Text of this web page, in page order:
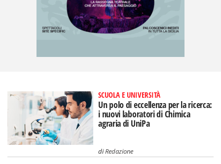
SCUOLA E UNIVERSITÀ
Un polo di eccellenza per la ricerca:
i nuovi laboratori di Chimica
agraria di UniPa
diRedazione